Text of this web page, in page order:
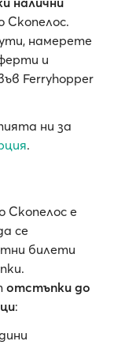
Скопелос.
намерете
и
Ferryhopper
ни за
.
Скопелос е
се
билети
отстъпки до
: